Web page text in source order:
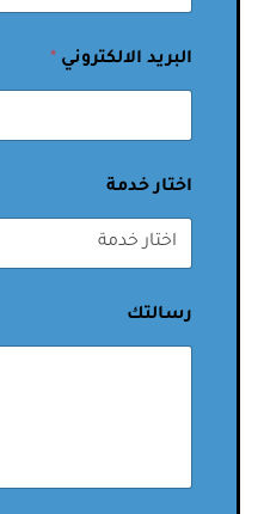
البريد الالكتروني *
اختار خدمة
رسالتك